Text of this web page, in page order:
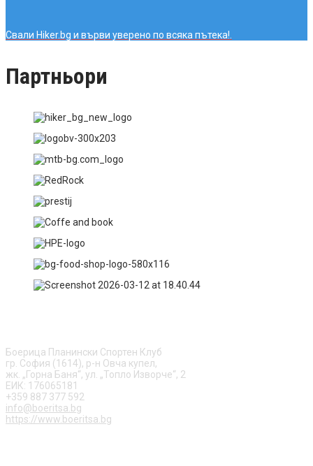
Свали Hiker.bg и върви уверено по всяка пътека!.
Партньори
Боерица Планински Спортен Клуб
гр. София (1614), р-н Овча купел,
жк. „Горна Баня“, ул. „Топло Изворче“, 2
ЕИК: 176065181
+359 887 377 592
info@boeritsa.bg
https://www.boeritsa.bg